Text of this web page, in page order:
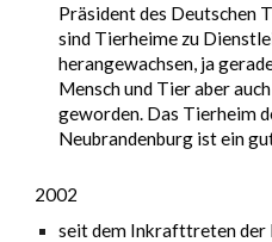
Präsident des Deutschen
sind Tierheime zu
herangewachsen, ja
Mensch und Tier aber
geworden. Das Tierheim
Neubrandenburg ist ein
2002
seit dem Inkrafttreten der